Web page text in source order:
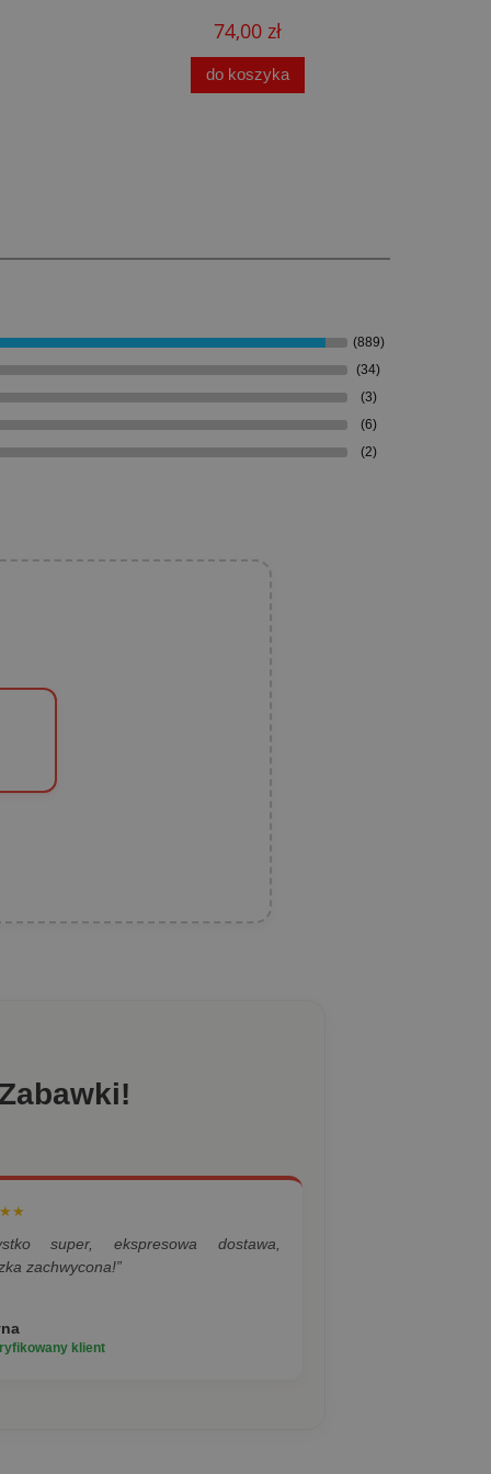
74,00 zł
do koszyka
(889)
(34)
(3)
(6)
(2)
super, ekspresowa dostawa,
zachwycona!”
klient